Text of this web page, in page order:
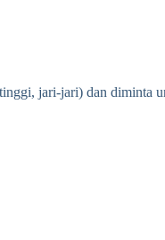
jari-jari) dan diminta